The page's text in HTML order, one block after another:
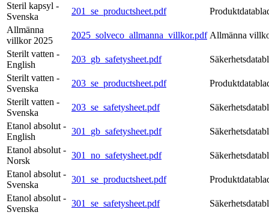
Steril kapsyl -
Svenska
201_se_productsheet.pdf
Allmänna
villkor 2025
2025_solveco_allmanna_villkor.pdf Allmänna
Sterilt vatten -
English
203_gb_safetysheet.pdf
Sterilt vatten -
Svenska
203_se_productsheet.pdf
Sterilt vatten -
Svenska
203_se_safetysheet.pdf
Etanol absolut -
English
301_gb_safetysheet.pdf
Etanol absolut -
Norsk
301_no_safetysheet.pdf
Etanol absolut -
Svenska
301_se_productsheet.pdf
Etanol absolut -
Svenska
301_se_safetysheet.pdf